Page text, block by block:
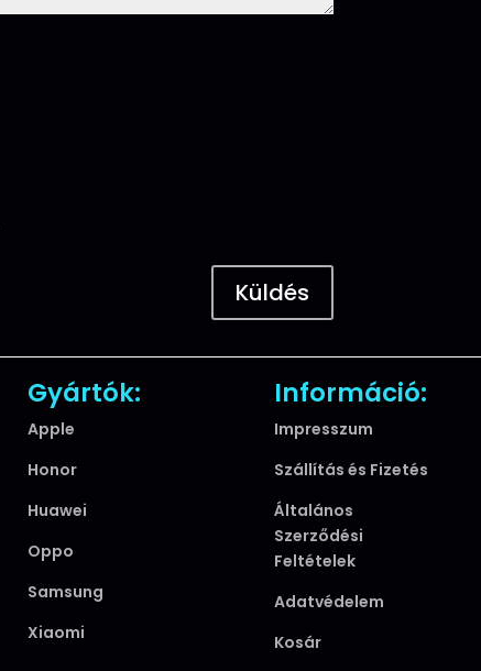
Küldés
Gyártók:
Apple
Honor
Huawei
Oppo
Samsung
Xiaomi
Információ:
Impresszum
Szállítás és Fizetés
Általános
Szerződési
Feltételek
Adatvédelem
Kosár